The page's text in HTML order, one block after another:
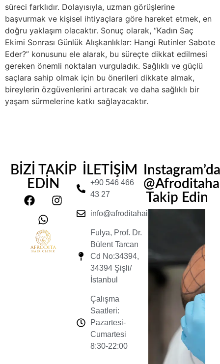
süreci farklıdır. Dolayısıyla, uzman görüşlerine
başvurmak ve kişisel ihtiyaçlara göre hareket etmek, en
doğru yaklaşım olacaktır. Sonuç olarak, “Kadın Saç
Ekimi Sonrası Günlük Alışkanlıklar: Hangi Rutinler Sabote
Eder?” konusunu ele alarak, bu süreçte dikkat edilmesi
gereken önemli noktaları vurguladık. Sağlıklı ve güçlü
saçlara sahip olmak için bu önerileri dikkate almak,
bireylerin özgüvenlerini artıracak ve daha sağlıklı bir
yaşam sürmelerine katkı sağlayacaktır.
BİZİ TAKİP
EDİN
İLETİŞİM
+90 546 466
43 27
info@afroditahairclinic.com
Fulya, Prof. Dr.
Bülent Tarcan
Cd No:34394,
34394 Şişli/
İstanbul
Çalışma
Saatleri:
Pazartesi-
Cumartesi
8:30-22:00
Instagram’da
Takip Edin